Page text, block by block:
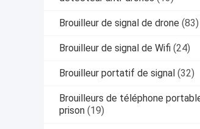
Brouilleur de signal de drone (83)
Brouilleur de signal de Wifi (24)
Brouilleur portatif de signal (32)
Brouilleurs de téléphone
prison (19)